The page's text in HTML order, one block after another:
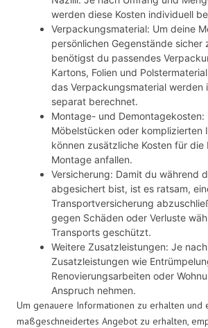
werden diese Kosten individuell
Verpackungsmaterial: Um deine
persönlichen Gegenstände sicher
benötigst du passendes
Kartons, Folien und
das Verpackungsmaterial werden
separat berechnet.
Montage- und Demontagekosten:
Möbelstücken oder komplizierten
können zusätzliche Kosten für die
Montage anfallen.
Versicherung: Damit du während
abgesichert bist, ist es ratsam,
Transportversicherung
gegen Schäden oder Verluste
Transports geschützt.
Weitere Zusatzleistungen: Je
Zusatzleistungen wie
Renovierungsarbeiten oder
Anspruch nehmen.
Um genauere Informationen zu erhalten und
maßgeschneidertes Angebot zu erhalten,